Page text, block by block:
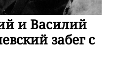
и Василий
забег с